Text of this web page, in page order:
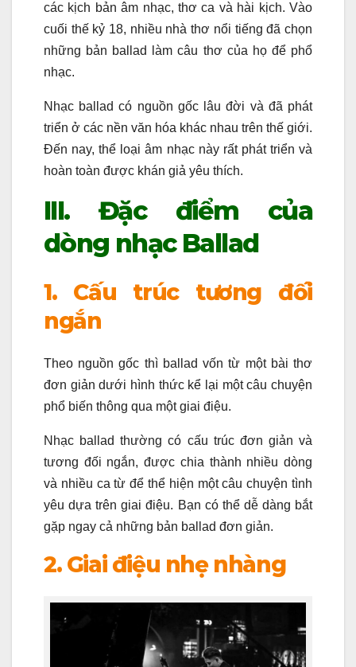
các kịch bản âm nhạc, thơ ca và hài kịch. Vào
cuối thế kỷ 18, nhiều nhà thơ nổi tiếng đã chọn
những bản ballad làm câu thơ của họ để phổ
nhạc.
Nhạc ballad có nguồn gốc lâu đời và đã phát
triển ở các nền văn hóa khác nhau trên thế giới.
Đến nay, thể loại âm nhạc này rất phát triển và
hoàn toàn được khán giả yêu thích.
III. Đặc điểm của
dòng nhạc Ballad
1. Cấu trúc tương đối
ngắn
Theo nguồn gốc thì ballad vốn từ một bài thơ
đơn giản dưới hình thức kể lại một câu chuyện
phổ biến thông qua một giai điệu.
Nhạc ballad thường có cấu trúc đơn giản và
tương đối ngắn, được chia thành nhiều dòng
và nhiều ca từ để thể hiện một câu chuyện tình
yêu dựa trên giai điệu. Bạn có thể dễ dàng bắt
gặp ngay cả những bản ballad đơn giản.
2. Giai điệu nhẹ nhàng